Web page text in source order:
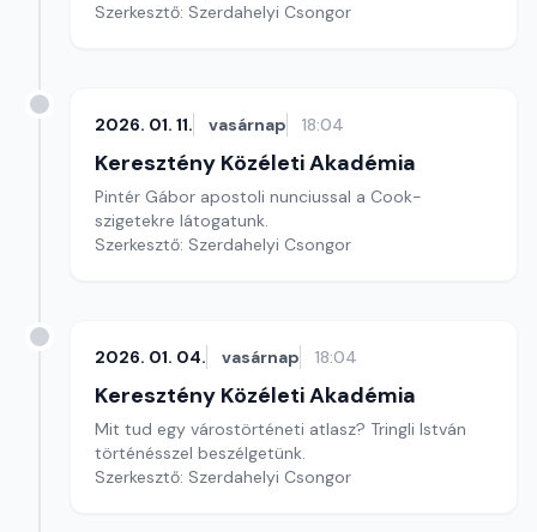
Szerkesztő: Szerdahelyi Csongor
2026. 01. 11. vasárnap 18:04
Keresztény Közéleti Akadémia
Pintér Gábor apostoli nunciussal a Cook-
szigetekre látogatunk.
Szerkesztő: Szerdahelyi Csongor
2026. 01. 04. vasárnap 18:04
Keresztény Közéleti Akadémia
Mit tud egy várostörténeti atlasz? Tringli István
történésszel beszélgetünk.
Szerkesztő: Szerdahelyi Csongor